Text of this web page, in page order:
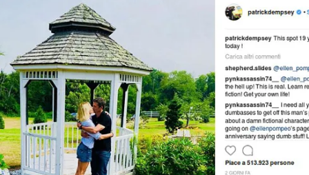
CONCORSI
EVENTI
VIDEO
TV